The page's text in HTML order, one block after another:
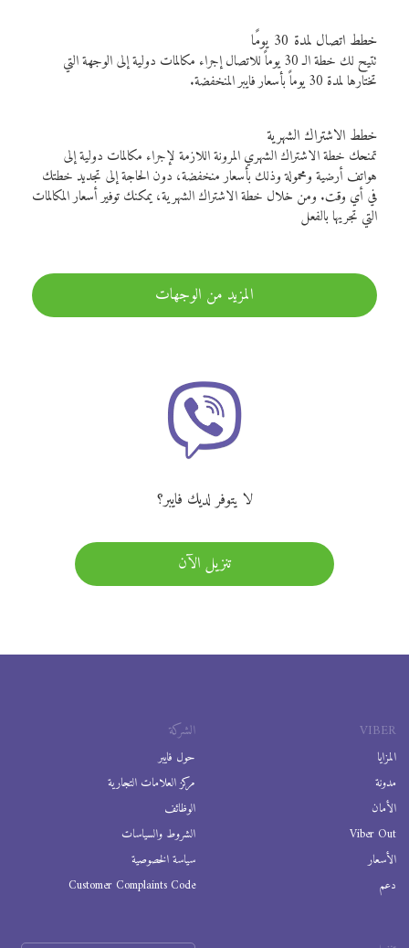
خطط اتصال لمدة 30 يومًا
تتيح لك خطة الـ 30 يوماً للاتصال إجراء مكالمات دولية إلى الوجهة التي
تختارها لمدة 30 يوماً بأسعار فايبر المنخفضة.
خطط الاشتراك الشهرية
تمنحك خطة الاشتراك الشهري المرونة اللازمة لإجراء مكالمات دولية إلى
هواتف أرضية ومحمولة وذلك بأسعار منخفضة، دون الحاجة إلى تجديد خطتك
في أي وقت. ومن خلال خطة الاشتراك الشهرية، يمكنك توفير أسعار المكالمات
التي تجريها بالفعل
المزيد من الوجهات
لا يتوفر لديك فايبر؟
تنزيل الآن
VIBER
المزايا
مدونة
الأمان
Viber Out
الأسعار
دعم
الشركة
حول فايبر
مركز العلامات التجارية
الوظائف
الشروط والسياسات
سياسة الخصوصية
Customer Complaints Code